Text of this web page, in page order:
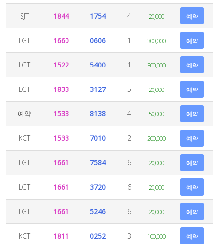
SJT 1844 1754 4 20,000 예약
LGT 1660 0606 1 300,000 예약
LGT 1522 5400 1 300,000 예약
LGT 1833 3127 5 20,000 예약
예약 1533 8138 4 50,000 예약
KCT 1533 7010 2 200,000 예약
LGT 1661 7584 6 20,000 예약
LGT 1661 3720 6 20,000 예약
LGT 1661 5246 6 20,000 예약
KCT 1811 0252 3 100,000 예약